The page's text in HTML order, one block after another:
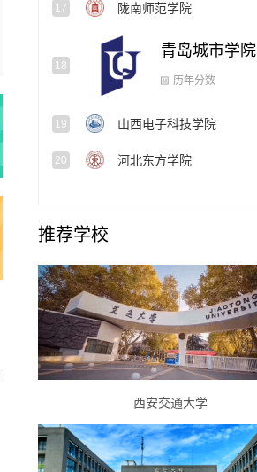
17 陇南师范学院
18
青岛城市学院
历年分数
19 山西电子科技学院
20 河北东方学院
推荐学校
西安交通大学